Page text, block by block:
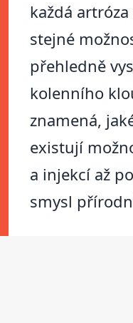
každá
stejné
přehledně
kolenního
znamená,
existují
a injekcí až
smysl